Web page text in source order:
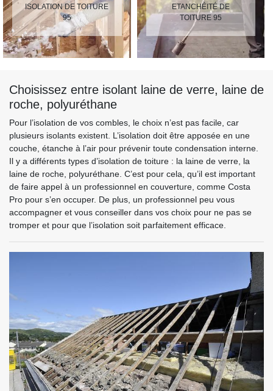
ISOLATION DE TOITURE
95
ETANCHÉITÉ DE
TOITURE 95
Choisissez entre isolant laine de verre, laine de
roche, polyuréthane
Pour l’isolation de vos combles, le choix n’est pas facile, car
plusieurs isolants existent. L’isolation doit être apposée en une
couche, étanche à l’air pour prévenir toute condensation interne.
Il y a différents types d’isolation de toiture : la laine de verre, la
laine de roche, polyuréthane. C’est pour cela, qu’il est important
de faire appel à un professionnel en couverture, comme Costa
Pro pour s’en occuper. De plus, un professionnel peu vous
accompagner et vous conseiller dans vos choix pour ne pas se
tromper et pour que l’isolation soit parfaitement efficace.